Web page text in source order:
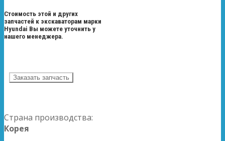
Стоимость этой и других
запчастей к экскаваторам марки
Hyundai Вы можете уточнить у
нашего менеджера.
Заказать запчасть
Страна производства:
Корея